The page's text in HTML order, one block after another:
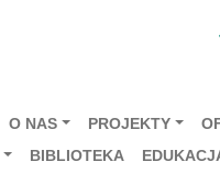
O NAS PROJEKTY
BIBLIOTEKA